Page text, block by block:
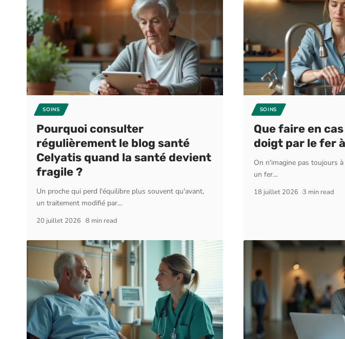
SOINS
Pourquoi consulter
régulièrement le blog santé
Celyatis quand la santé devient
fragile ?
Un proche qui perd l'équilibre plus souvent qu'avant,
un traitement modifié par…
20 juillet 2026 8 min read
SOINS
Que faire en
doigt par le fer
On n'imagine pas toujours
un fer…
18 juillet 2026 3 min read